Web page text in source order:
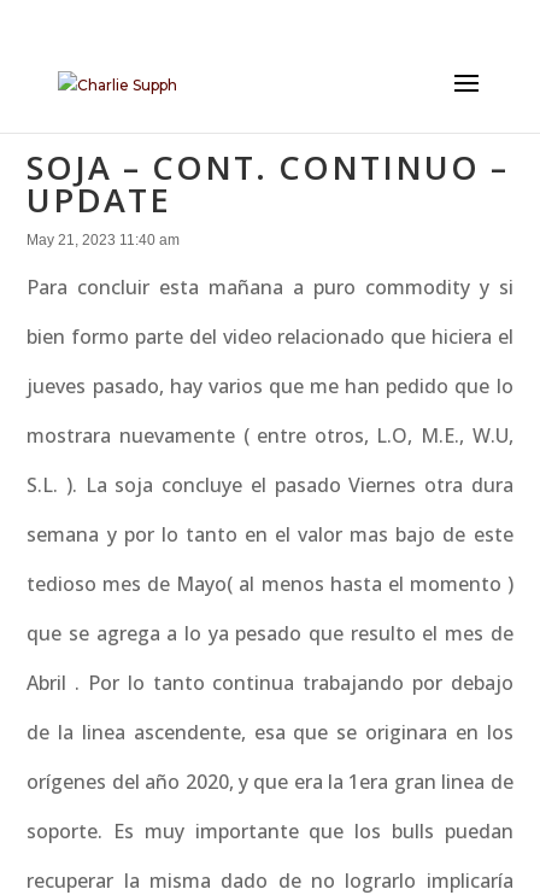
SOJA – CONT. CONTINUO –
UPDATE
May 21, 2023 11:40 am
Para concluir esta mañana a puro commodity y si
bien formo parte del video relacionado que hiciera el
jueves pasado, hay varios que me han pedido que lo
mostrara nuevamente ( entre otros, L.O, M.E., W.U,
S.L. ). La soja concluye el pasado Viernes otra dura
semana y por lo tanto en el valor mas bajo de este
tedioso mes de Mayo( al menos hasta el momento )
que se agrega a lo ya pesado que resulto el mes de
Abril . Por lo tanto continua trabajando por debajo
de la linea ascendente, esa que se originara en los
orígenes del año 2020, y que era la 1era gran linea de
soporte. Es muy importante que los bulls puedan
recuperar la misma dado de no lograrlo implicaría